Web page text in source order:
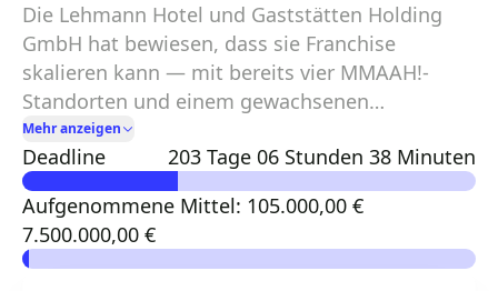
Die Lehmann Hotel und Gaststätten Holding
GmbH hat bewiesen, dass sie Franchise
skalieren kann — mit bereits vier MMAAH!-
Standorten und einem gewachsenen
Betriebsfundament aus Hotels, Kantinen und
langfristigen Verträgen mit der öffentlichen
Hand. Jetzt kommt Taco Bell: exklusive Lizenz
für Bayern, mindestens 15 Standorte in 5 Jahren
geplant.
Mehr anzeigen
Deadline 203 Tage 06 Stunden 38 Minuten
Aufgenommene Mittel: 105.000,00 €
7.500.000,00 €